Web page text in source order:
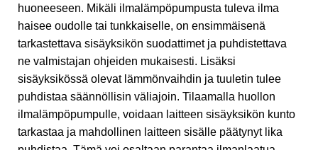
huoneeseen. Mikäli ilmalämpöpumpusta tuleva ilma
haisee oudolle tai tunkkaiselle, on ensimmäisenä
tarkastettava sisäyksikön suodattimet ja puhdistettava
ne valmistajan ohjeiden mukaisesti. Lisäksi
sisäyksikössä olevat lämmönvaihdin ja tuuletin tulee
puhdistaa säännöllisin väliajoin. Tilaamalla huollon
ilmalämpöpumpulle, voidaan laitteen sisäyksikön kunto
tarkastaa ja mahdollinen laitteen sisälle päätynyt lika